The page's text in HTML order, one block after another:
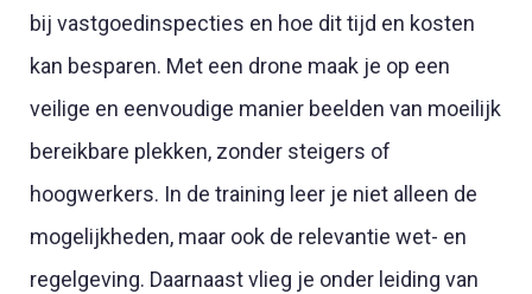
bij vastgoedinspecties en hoe dit tijd en kosten
kan besparen. Met een drone maak je op een
veilige en eenvoudige manier beelden van moeilijk
bereikbare plekken, zonder steigers of
hoogwerkers. In de training leer je niet alleen de
mogelijkheden, maar ook de relevantie wet- en
regelgeving. Daarnaast vlieg je onder leiding van